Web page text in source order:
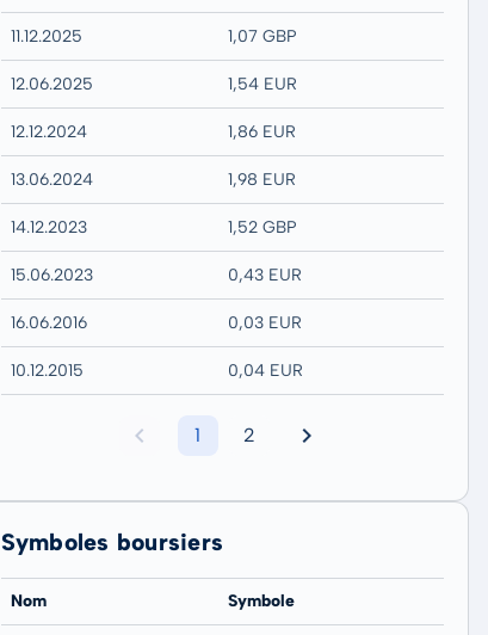
11.12.2025 1,07 GBP
12.06.2025 1,54 EUR
12.12.2024 1,86 EUR
13.06.2024 1,98 EUR
14.12.2023 1,52 GBP
15.06.2023 0,43 EUR
16.06.2016 0,03 EUR
10.12.2015 0,04 EUR
1 2
Symboles boursiers
Nom Symbole